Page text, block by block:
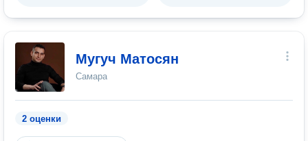
Мугуч Матосян
Самара
2 оценки